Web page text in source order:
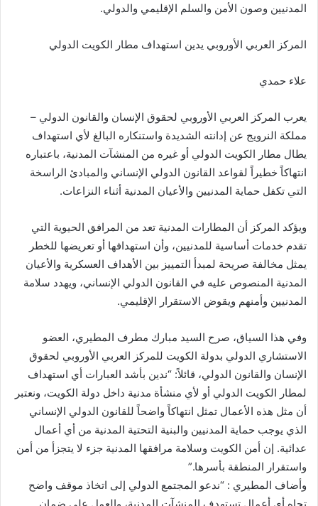
المدنيين وصون الأمن والسلم الإقليمي والدولي.
المركز العربي الأوروبي يدين استهداف مطار الكويت الدولي
علاء حمدي
يعرب المركز العربي الأوروبي لحقوق الإنسان والقانون الدولي –
مملكة النرويج عن إدانته الشديدة واستنكاره البالغ لأي استهداف
يطال مطار الكويت الدولي أو غيره من المنشآت المدنية، باعتباره
انتهاكاً خطيراً لقواعد القانون الدولي الإنساني والمبادئ الراسخة
التي تكفل حماية المدنيين والأعيان المدنية أثناء النزاعات.
ويؤكد المركز أن المطارات المدنية تعد من المرافق الحيوية التي
تقدم خدمات أساسية للمدنيين، وأن استهدافها أو تعريضها للخطر
يمثل مخالفة صريحة لمبدأ التمييز بين الأهداف العسكرية والأعيان
المدنية المنصوص عليه في القانون الدولي الإنساني، ويهدد سلامة
المدنيين وأمنهم ويقوض الاستقرار الإقليمي.
وفي هذا السياق، صرح السيد مبارك مطرف المطيري، العضو
الاستشاري الدولي بدولة الكويت للمركز العربي الأوروبي لحقوق
الإنسان والقانون الدولي، قائلاً: “ندين بأشد العبارات أي استهداف
لمطار الكويت الدولي أو لأي منشأة مدنية داخل دولة الكويت، ونعتبر
أن مثل هذه الأعمال تمثل انتهاكاً واضحاً للقانون الدولي الإنساني
الذي يوجب حماية المدنيين والبنية التحتية المدنية من أي أعمال
عدائية. إن أمن الكويت وسلامة مرافقها المدنية جزء لا يتجزأ من أمن
واستقرار المنطقة بأسرها.”
وأضاف المطيري : “ندعو المجتمع الدولي إلى اتخاذ موقف واضح